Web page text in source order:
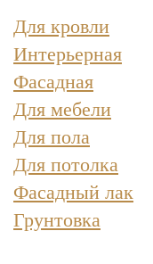
Для кровли
Интерьерная
Фасадная
Для мебели
Для пола
Для потолка
Фасадный лак
Грунтовка